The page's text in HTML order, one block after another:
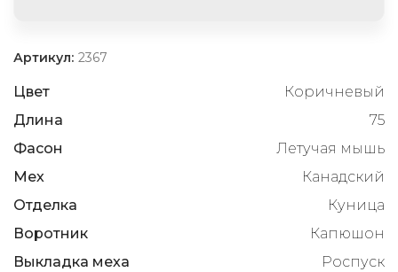
Артикул: 2367
Цвет
Коричневый
Длина
75
Фасон
Летучая мышь
Мех
Канадский
Отделка
Куница
Воротник
Капюшон
Выкладка меха
Роспуск